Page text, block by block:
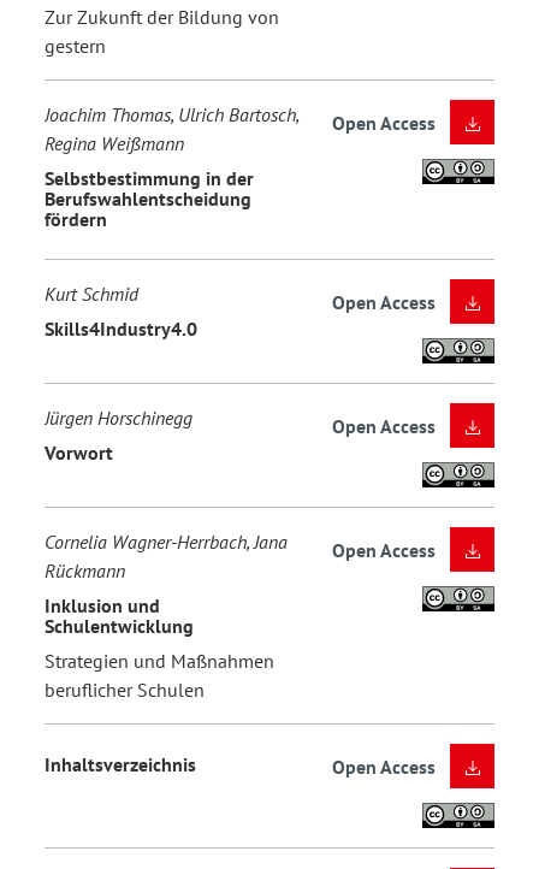
Zur Zukunft der Bildung von
gestern
Joachim Thomas, Ulrich Bartosch,
Regina Weißmann
Selbstbestimmung in der
Berufswahlentscheidung
fördern
Open Access
Kurt Schmid
Skills4Industry4.0
Open Access
Jürgen Horschinegg
Vorwort
Open Access
Cornelia Wagner-Herrbach, Jana
Rückmann
Inklusion und
Schulentwicklung
Strategien und Maßnahmen
beruflicher Schulen
Open Access
Inhaltsverzeichnis Open Access